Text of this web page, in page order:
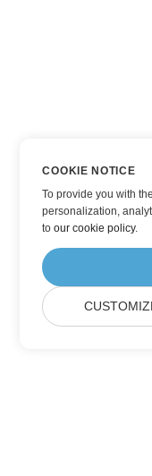
COOKIE NOTICE
To provide you with
personalization,
toour cookie policy.